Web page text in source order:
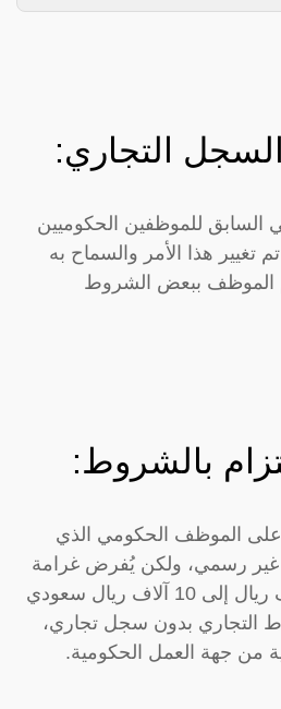
التجاري:
للموظفين الحكوميين
هذا الأمر والسماح به
الموظف ببعض الشروط
بالشروط:
على الموظف الحكومي الذي
غير رسمي، ولكن يُفرض غرامة
مالية وقد تتراوح بين ألف ريال إلى 10 آلاف ريال سعودي
التجاري بدون سجل تجاري،
من جهة العمل الحكومية.